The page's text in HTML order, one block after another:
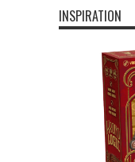
INSPIRATION